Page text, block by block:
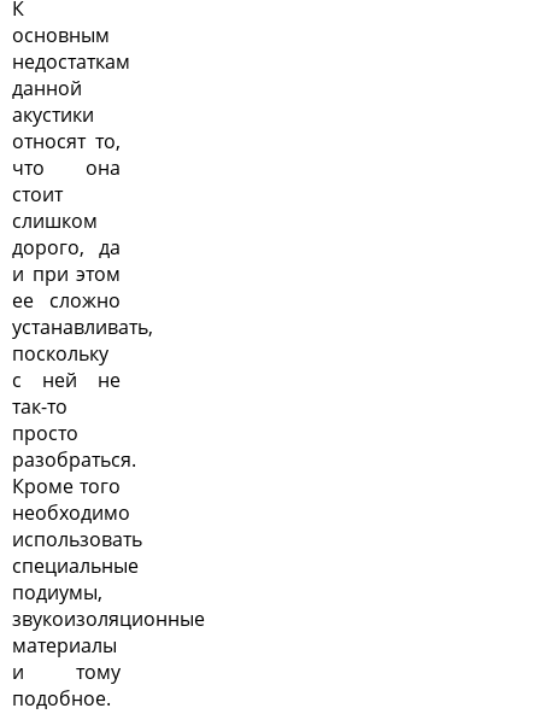
К
основным
недостаткам
данной
акустики
относят то,
что она
стоит
слишком
дорого, да
и при этом
ее сложно
устанавливать,
поскольку
с ней не
так-то
просто
разобраться.
Кроме того
необходимо
использовать
специальные
подиумы,
звукоизоляционные
материалы
и тому
подобное.